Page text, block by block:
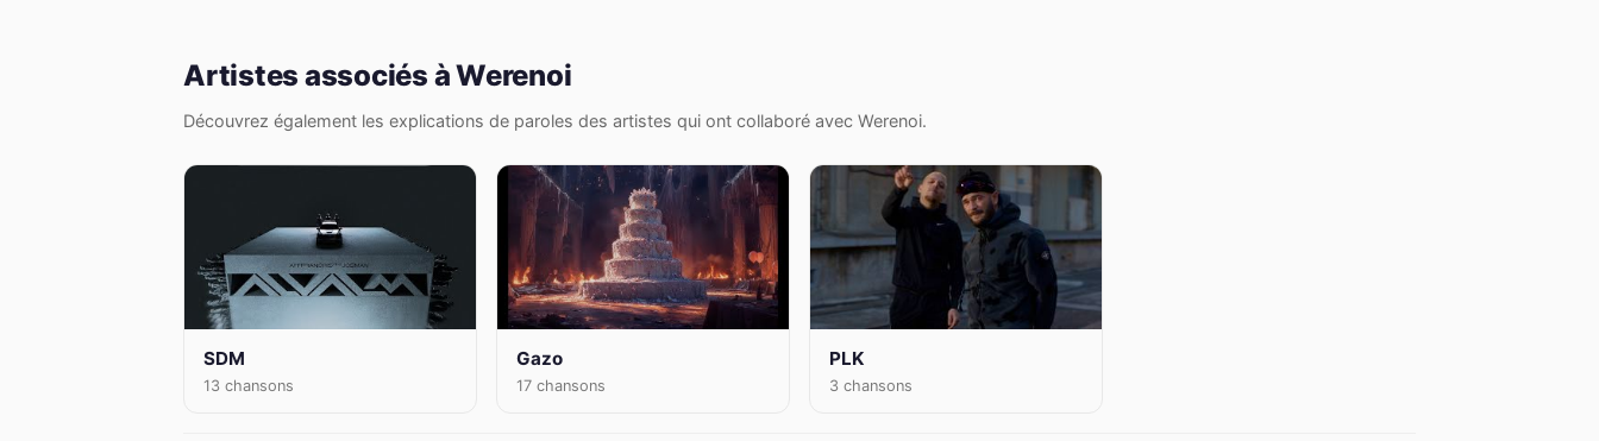
Artistes associés à Werenoi
Découvrez également les explications de paroles des artistes qui ont collaboré avec Werenoi.
SDM
13 chansons
Gazo
17 chansons
PLK
3 chansons